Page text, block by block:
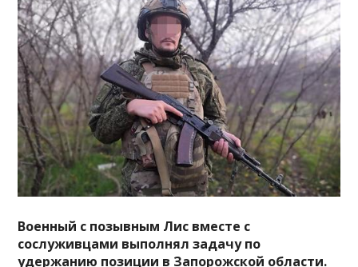
Военный с позывным Лис вместе с
сослуживцами выполнял задачу по
удержанию позиции в Запорожской области.